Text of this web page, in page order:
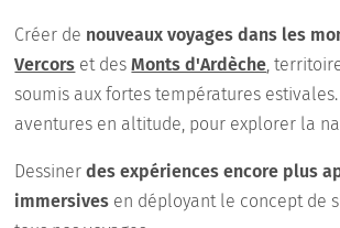
Créer de nouveaux voyages dans les
Vercors et desMonts d'Ardèche ,
soumis aux fortes températures estivales.
aventures en altitude, pour explorer la
Dessinerdes expériences encore plus
immersives en déployant le concept de